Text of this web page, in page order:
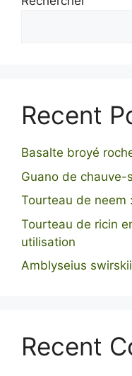
Recent
Basalte broyé
Guano de
Tourteau de neem
Tourteau de ricin
utilisation
Amblyseius
Recent